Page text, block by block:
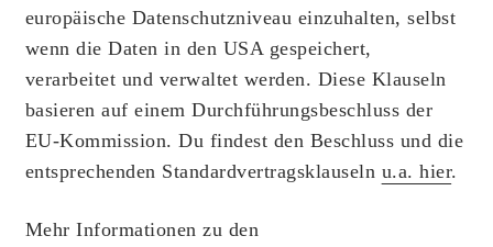
europäische Datenschutzniveau einzuhalten, selbst
wenn die Daten in den USA gespeichert,
verarbeitet und verwaltet werden. Diese Klauseln
basieren auf einem Durchführungsbeschluss der
EU-Kommission. Du findest den Beschluss und die
entsprechenden Standardvertragsklauseln u.a. hier.
Mehr Informationen zu den